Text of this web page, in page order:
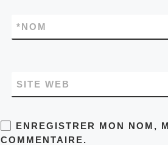
NOM
*
SITE WEB
ENREGISTRER MON NOM,
COMMENTAIRE.